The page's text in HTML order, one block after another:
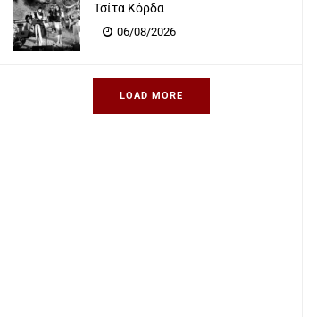
Τσίτα Κόρδα
06/08/2026
LOAD MORE